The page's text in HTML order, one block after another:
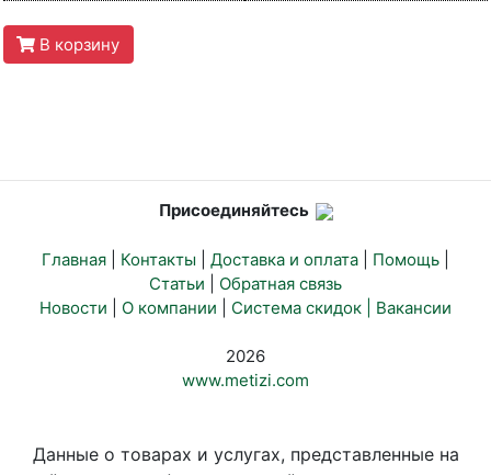
В корзину
Присоединяйтесь
Главная Контакты Доставка и оплата Помощь
Статьи
Обратная связь
Новости
О компании Система скидок | Вакансии
2026
www.metizi.com
Данные о товарах и услугах, представленные на